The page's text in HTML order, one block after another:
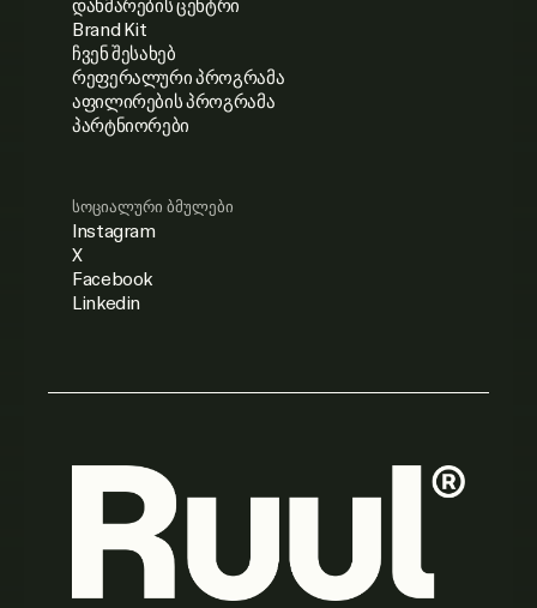
დახმარების ცენტრი
Brand Kit
ჩვენ შესახებ
რეფერალური პროგრამა
აფილირების პროგრამა
პარტნიორები
სოციალური ბმულები
Instagram
X
Facebook
Linkedin